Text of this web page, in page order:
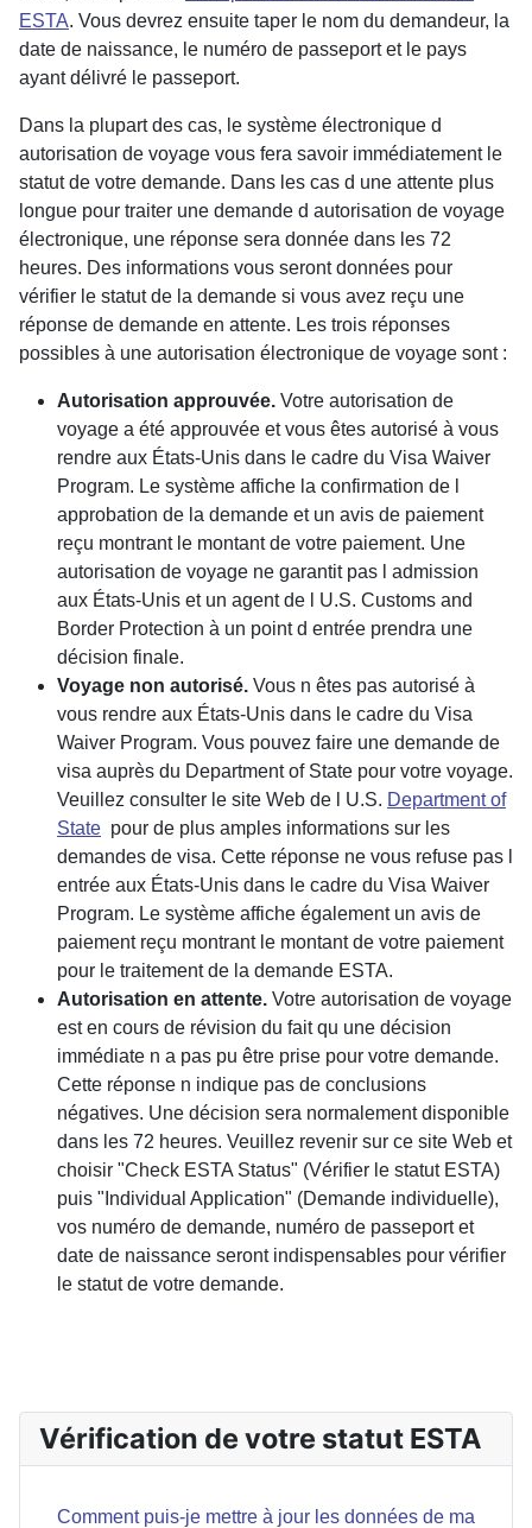
ESTA. Vous devrez ensuite taper le nom du demandeur, la
date de naissance, le numéro de passeport et le pays
ayant délivré le passeport.
Dans la plupart des cas, le système électronique d
autorisation de voyage vous fera savoir immédiatement le
statut de votre demande. Dans les cas d une attente plus
longue pour traiter une demande d autorisation de voyage
électronique, une réponse sera donnée dans les 72
heures. Des informations vous seront données pour
vérifier le statut de la demande si vous avez reçu une
réponse de demande en attente. Les trois réponses
possibles à une autorisation électronique de voyage sont :
Autorisation approuvée. Votre autorisation de
voyage a été approuvée et vous êtes autorisé à vous
rendre aux États-Unis dans le cadre du Visa Waiver
Program. Le système affiche la confirmation de l
approbation de la demande et un avis de paiement
reçu montrant le montant de votre paiement. Une
autorisation de voyage ne garantit pas l admission
aux États-Unis et un agent de l U.S. Customs and
Border Protection à un point d entrée prendra une
décision finale.
Voyage non autorisé. Vous n êtes pas autorisé à
vous rendre aux États-Unis dans le cadre du Visa
Waiver Program. Vous pouvez faire une demande de
visa auprès du Department of State pour votre voyage.
Veuillez consulter le site Web de l U.S. Department of
State pour de plus amples informations sur les
demandes de visa. Cette réponse ne vous refuse pas l
entrée aux États-Unis dans le cadre du Visa Waiver
Program. Le système affiche également un avis de
paiement reçu montrant le montant de votre paiement
pour le traitement de la demande ESTA.
Autorisation en attente. Votre autorisation de voyage
est en cours de révision du fait qu une décision
immédiate n a pas pu être prise pour votre demande.
Cette réponse n indique pas de conclusions
négatives. Une décision sera normalement disponible
dans les 72 heures. Veuillez revenir sur ce site Web et
choisir "Check ESTA Status" (Vérifier le statut ESTA)
puis "Individual Application" (Demande individuelle),
vos numéro de demande, numéro de passeport et
date de naissance seront indispensables pour vérifier
le statut de votre demande.
Vérification de votre statut ESTA
Comment puis-je mettre à jour les données de ma